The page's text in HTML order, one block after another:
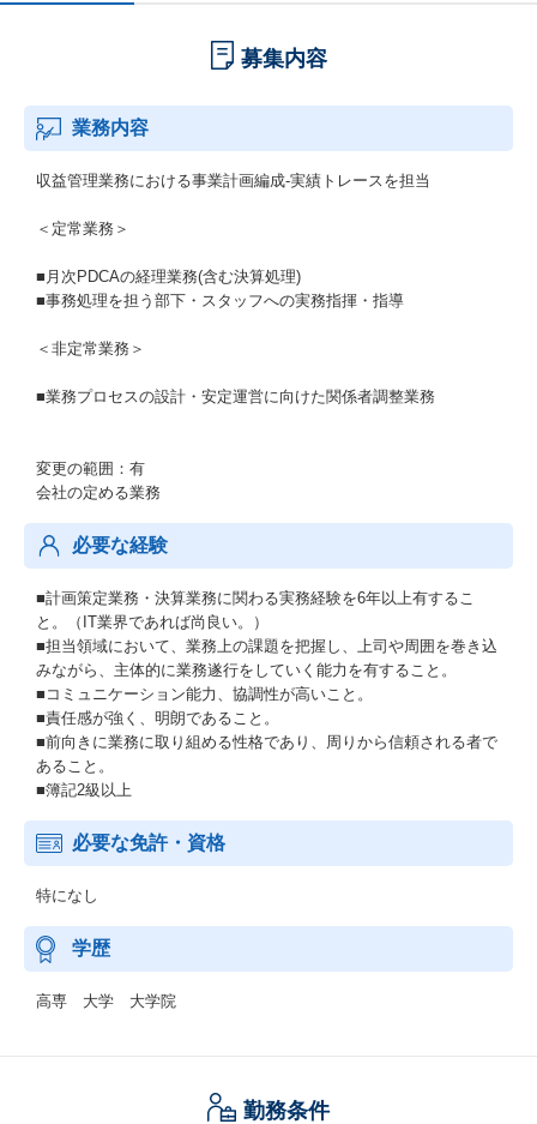
募集内容
業務内容
収益管理業務における事業計画編成-実績トレースを担当
＜定常業務＞
■月次PDCAの経理業務(含む決算処理)
■事務処理を担う部下・スタッフへの実務指揮・指導
＜非定常業務＞
■業務プロセスの設計・安定運営に向けた関係者調整業務
変更の範囲：有
会社の定める業務
必要な経験
■計画策定業務・決算業務に関わる実務経験を6年以上有するこ
と。（IT業界であれば尚良い。）
■担当領域において、業務上の課題を把握し、上司や周囲を巻き込
みながら、主体的に業務遂行をしていく能力を有すること。
■コミュニケーション能力、協調性が高いこと。
■責任感が強く、明朗であること。
■前向きに業務に取り組める性格であり、周りから信頼される者で
あること。
■簿記2級以上
必要な免許・資格
特になし
学歴
高専 大学 大学院
勤務条件